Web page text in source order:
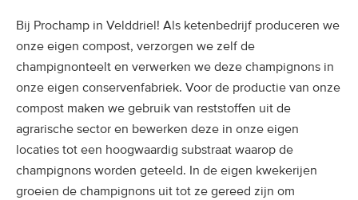
Bij Prochamp in Velddriel! Als ketenbedrijf produceren we
onze eigen compost, verzorgen we zelf de
champignonteelt en verwerken we deze champignons in
onze eigen conservenfabriek. Voor de productie van onze
compost maken we gebruik van reststoffen uit de
agrarische sector en bewerken deze in onze eigen
locaties tot een hoogwaardig substraat waarop de
champignons worden geteeld. In de eigen kwekerijen
groeien de champignons uit tot ze gereed zijn om